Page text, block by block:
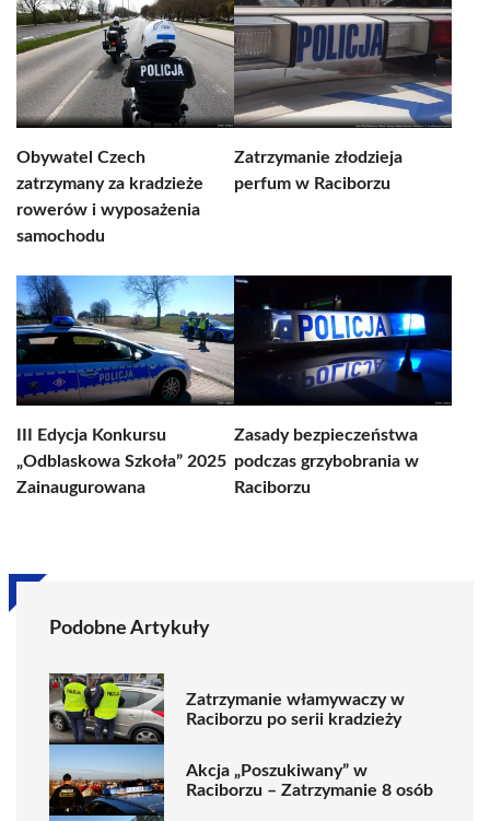
Obywatel Czech
zatrzymany za kradzieże
rowerów i wyposażenia
samochodu
Zatrzymanie złodzieja
perfum w Raciborzu
III Edycja Konkursu
„Odblaskowa Szkoła” 2025
Zainaugurowana
Zasady bezpieczeństwa
podczas grzybobrania w
Raciborzu
Podobne Artykuły
Zatrzymanie włamywaczy w
Raciborzu po serii kradzieży
Akcja „Poszukiwany” w
Raciborzu – Zatrzymanie 8 osób